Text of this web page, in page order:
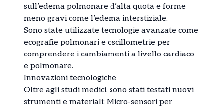
sull’edema polmonare d’alta quota e forme
meno gravi come l’edema interstiziale.
Sono state utilizzate tecnologie avanzate come
ecografie polmonari e oscillometrie per
comprendere i cambiamenti a livello cardiaco
e polmonare.
Innovazioni tecnologiche
Oltre agli studi medici, sono stati testati nuovi
strumenti e materiali: Micro-sensori per